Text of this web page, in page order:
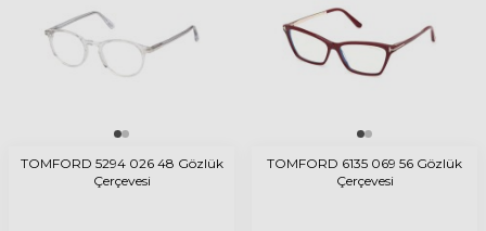
TOMFORD 5294 026 48 Gözlük
Çerçevesi
TOMFORD 6135 069 56 Gözlük
Çerçevesi